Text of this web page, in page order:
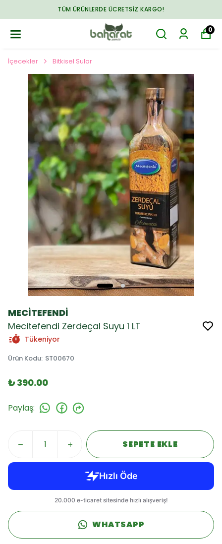
TÜM ÜRÜNLERDE ÜCRETSIZ KARGO!
0
İçecekler Bitkisel Sular
MECİTEFENDİ
Mecitefendi Zerdeçal Suyu 1 LT
Tükeniyor
Ürün Kodu: ST00670
₺ 390.00
Paylaş:
SEPETE EKLE
WHATSAPP